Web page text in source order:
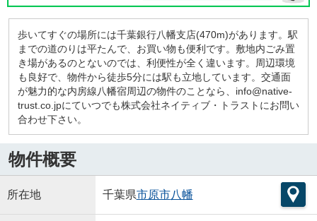
歩いてすぐの場所には千葉銀行八幡支店(470m)があります。駅
までの道のりは平たんで、お買い物も便利です。敷地内ごみ置
き場があるのとないのでは、利便性が全く違います。周辺環境
も良好で、物件から徒歩5分には駅も立地しています。交通面
が魅力的な内房線八幡宿周辺の物件のことなら、info@native-
trust.co.jpにていつでも株式会社ネイティブ・トラストにお問い
合わせ下さい。
物件概要
所在地 千葉県市原市八幡